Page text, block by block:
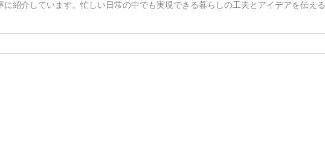
紹介しています。忙しい日常の中でも実現できる暮らしの工夫とアイデアを伝える